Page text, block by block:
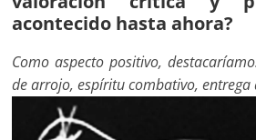
acontecido hasta ahora?
Como aspecto positivo,
de arrojo, espíritu combativo, entrega